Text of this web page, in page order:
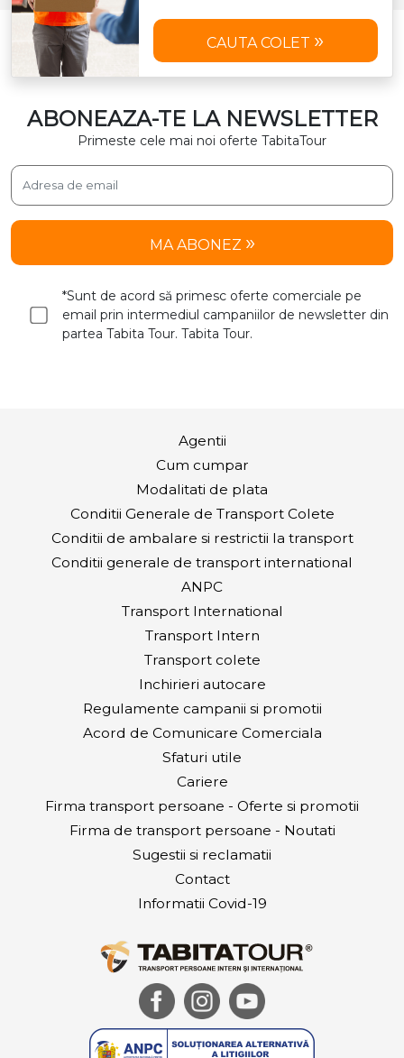
CAUTA COLET
ABONEAZA-TE LA NEWSLETTER
Primeste cele mai noi oferte TabitaTour
MA ABONEZ
*Sunt de acord să primesc oferte comerciale pe
email prin intermediul campaniilor de newsletter din
partea Tabita Tour. Tabita Tour.
Agentii
Cum cumpar
Modalitati de plata
Conditii Generale de Transport Colete
Conditii de ambalare si restrictii la transport
Conditii generale de transport international
ANPC
Transport International
Transport Intern
Transport colete
Inchirieri autocare
Regulamente campanii si promotii
Acord de Comunicare Comerciala
Sfaturi utile
Cariere
Firma transport persoane - Oferte si promotii
Firma de transport persoane - Noutati
Sugestii si reclamatii
Contact
Informatii Covid-19